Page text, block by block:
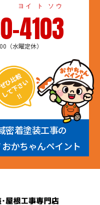
4103
イ ト ソウ
（水曜定休）
密着塗装工事の
かちゃんペイント